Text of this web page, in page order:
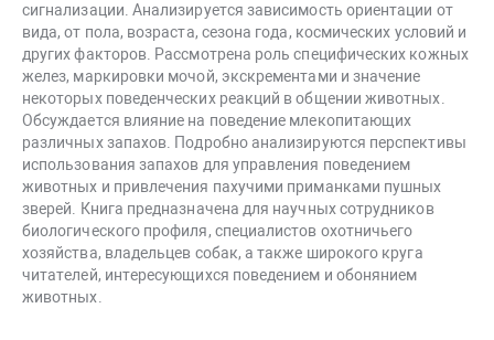
сигнализации. Анализируется зависимость ориентации от
вида, от пола, возраста, сезона года, космических условий и
других факторов. Рассмотрена роль специфических кожных
желез, маркировки мочой, экскрементами и значение
некоторых поведенческих реакций в общении животных.
Обсуждается влияние на поведение млекопитающих
различных запахов. Подробно анализируются перспективы
использования запахов для управления поведением
животных и привлечения пахучими приманками пушных
зверей. Книга предназначена для научных сотрудников
биологического профиля, специалистов охотничьего
хозяйства, владельцев собак, а также широкого круга
читателей, интересующихся поведением и обонянием
животных.